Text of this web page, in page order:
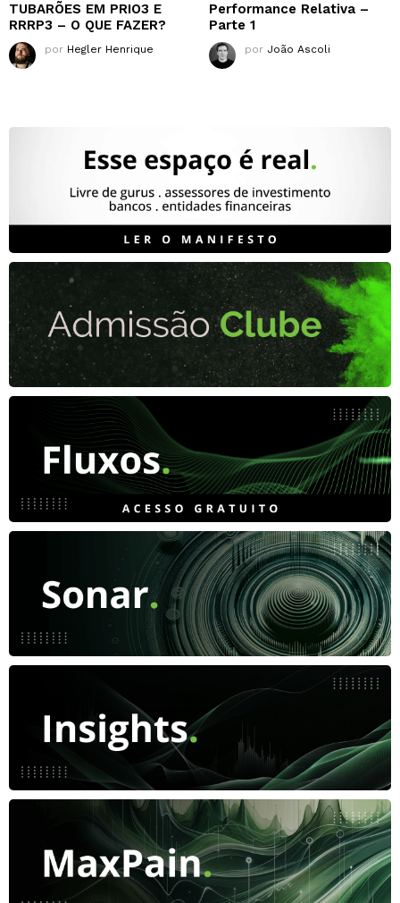
TUBARÕES EM PRIO3 E
RRRP3 – O QUE FAZER?
por Hegler Henrique
Performance Relativa –
Parte 1
por João Ascoli